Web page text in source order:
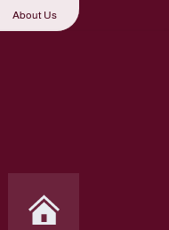
About Us